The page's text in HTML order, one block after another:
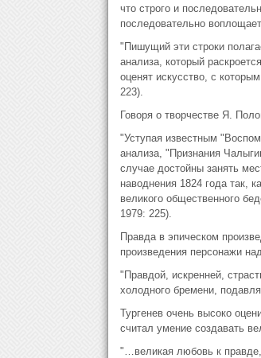
что строго и
последовательно
"Пишущий эти строки
анализа, который
оценят искусство, с
223).
Говоря о творчестве Я.
"Уступая известным
анализа, "Признания
случае достойны занять
наводнения 1824 года так,
великого общественного
1979: 225).
Правда в эпическом
произведения персонажи
"Правдой, искренней,
холодного бремени,
Тургенев очень высоко
считал умение создавать
"…великая любовь к